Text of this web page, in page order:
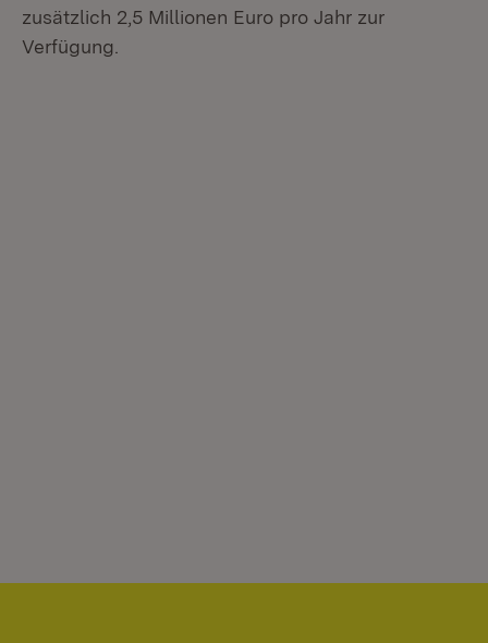
zusätzlich 2,5 Millionen Euro pro Jahr zur
Verfügung.